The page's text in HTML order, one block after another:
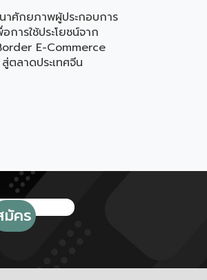
ศักยภาพผู้ประกอบการ
อการใช้ประโยชน์จาก
E-Commerce
ตลาดประเทศจีน